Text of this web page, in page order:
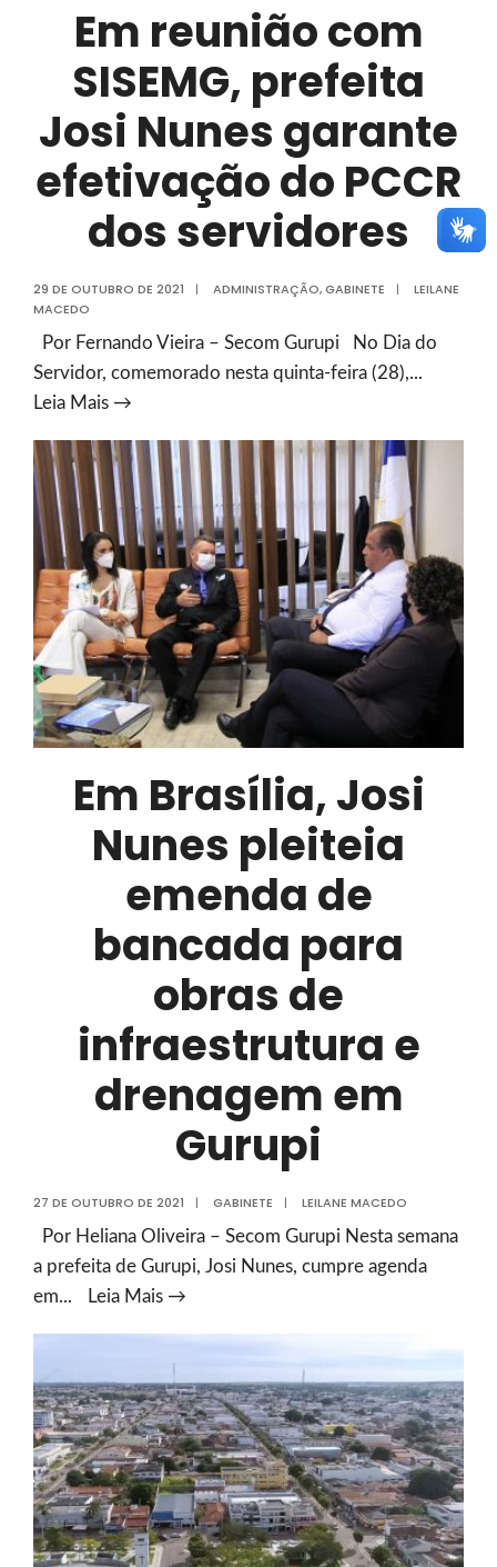
Em reunião com
SISEMG, prefeita
Josi Nunes garante
efetivação do PCCR
dos servidores
29 DE OUTUBRO DE 2021 | ADMINISTRAÇÃO,GABINETE |
LEILANE
MACEDO
Por Fernando Vieira – Secom Gurupi No Dia do
Servidor, comemorado nesta quinta-feira (28),...
Leia Mais →
com
SISEMG,
prefeita
Josi
Nunes
garante
efetivação
do
PCCR
dos
Em Brasília, Josi
Nunes pleiteia
emenda de
bancada para
obras de
infraestrutura e
drenagem em
Gurupi
27 DE OUTUBRO DE 2021 | GABINETE | LEILANE MACEDO
Por Heliana Oliveira – Secom Gurupi Nesta semana
a prefeita de Gurupi, Josi Nunes, cumpre agenda
em... Leia Mais →
Nunes
pleiteia
emenda
de
bancada
para